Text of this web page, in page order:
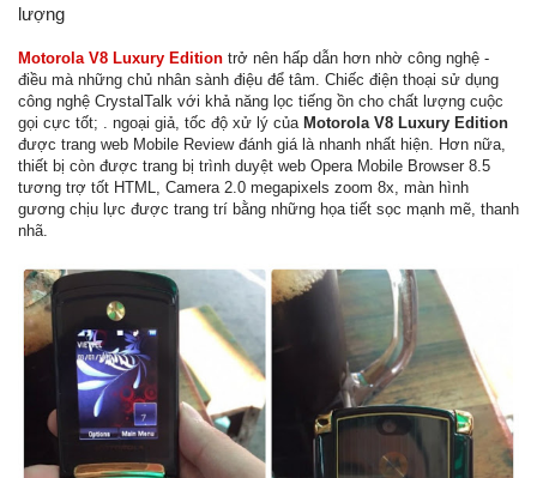
lượng
Motorola V8 Luxury Edition trở nên hấp dẫn hơn nhờ công nghệ -
điều mà những chủ nhân sành điệu để tâm. Chiếc điện thoại sử dụng
công nghệ CrystalTalk với khả năng lọc tiếng ồn cho chất lượng cuộc
gọi cực tốt; . ngoại giả, tốc độ xử lý của Motorola V8 Luxury Edition
được trang web Mobile Review đánh giá là nhanh nhất hiện. Hơn nữa,
thiết bị còn được trang bị trình duyệt web Opera Mobile Browser 8.5
tương trợ tốt HTML, Camera 2.0 megapixels zoom 8x, màn hình
gương chịu lực được trang trí bằng những họa tiết sọc mạnh mẽ, thanh
nhã.